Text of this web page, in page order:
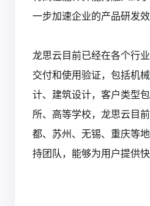
一步加速企业的产品研发效
龙思云目前已经在各个行
交付和使用验证，包括机
计、建筑设计，客户类型
所、高等学校，龙思云目
都、苏州、无锡、重庆等
持团队，能够为用户提供